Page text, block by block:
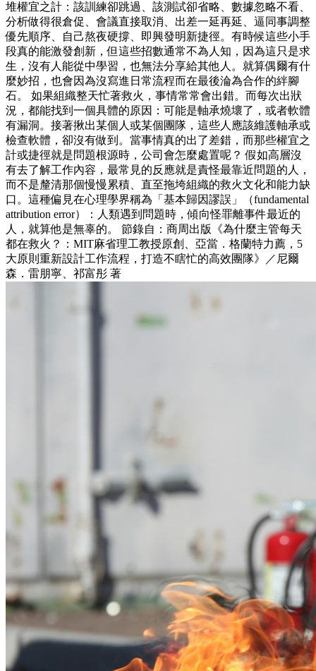
堆權宜之計：該訓練卻跳過、該測試卻省略、數據忽略不看、
分析做得很倉促、會議直接取消、出差一延再延、逼同事調整
優先順序、自己熬夜硬撐、即興發明新捷徑。有時候這些小手
段真的能激發創新，但這些招數通常不為人知，因為這只是求
生，沒有人能從中學習，也無法分享給其他人。就算偶爾有什
麼妙招，也會因為沒寫進日常流程而在最後淪為合作的絆腳
石。 如果組織整天忙著救火，事情常常會出錯。而每次出狀
況，都能找到一個具體的原因：可能是軸承燒壞了，或者軟體
有漏洞。接著揪出某個人或某個團隊，這些人應該維護軸承或
檢查軟體，卻沒有做到。當事情真的出了差錯，而那些權宜之
計或捷徑就是問題根源時，公司會怎麼處置呢？ 假如高層沒
有去了解工作內容，最常見的反應就是責怪最靠近問題的人，
而不是釐清那個慢慢累積、直至拖垮組織的救火文化和能力缺
口。這種偏見在心理學界稱為「基本歸因謬誤」（fundamental
attribution error）：人類遇到問題時，傾向怪罪離事件最近的
人，就算他是無辜的。 節錄自：商周出版《為什麼主管每天
都在救火？：MIT麻省理工教授原創、亞當．格蘭特力薦，5
大原則重新設計工作流程，打造不瞎忙的高效團隊》／尼爾
森．雷朋寧、祁富彤 著